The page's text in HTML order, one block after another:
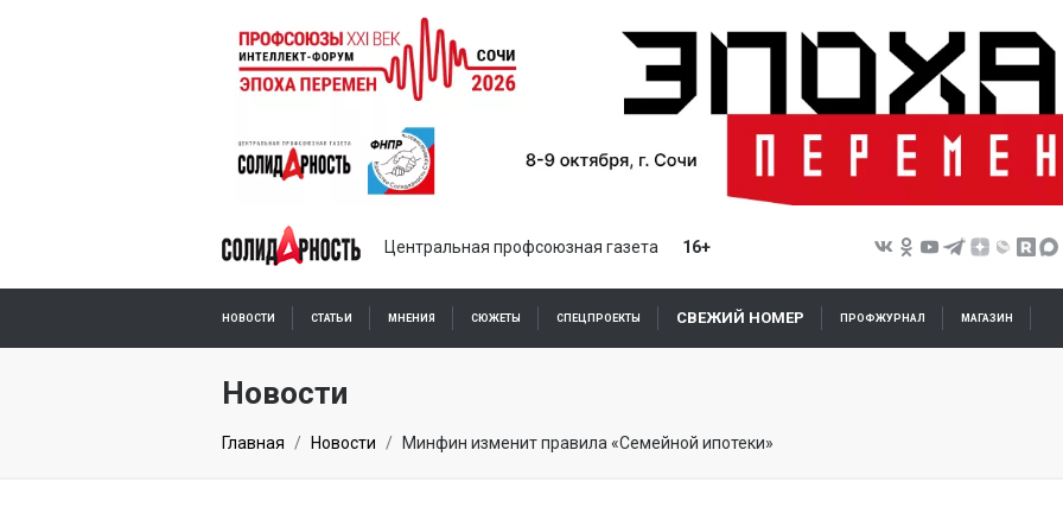
Центральная профсоюзная газета 16+
НОВОСТИ СТАТЬИ МНЕНИЯ СЮЖЕТЫ СПЕЦПРОЕКТЫ СВЕЖИЙ НОМЕР ПРОФЖУРНАЛ МАГАЗИН
ПОДПИСКА ОНЛАЙН
Новости
Главная Новости Минфин изменит правила «Семейной ипотеки»